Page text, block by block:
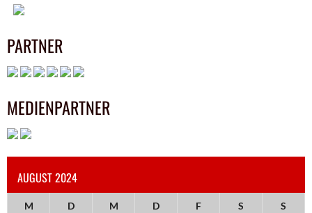
PARTNER
MEDIENPARTNER
AUGUST 2024
M D M D F S S